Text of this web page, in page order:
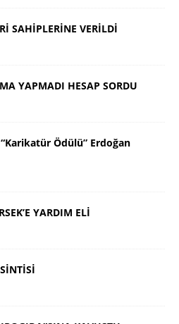
SAHİPLERİNE VERİLDİ
YAPMADI HESAP SORDU
Ödülü” Erdoğan
YARDIM ELİ